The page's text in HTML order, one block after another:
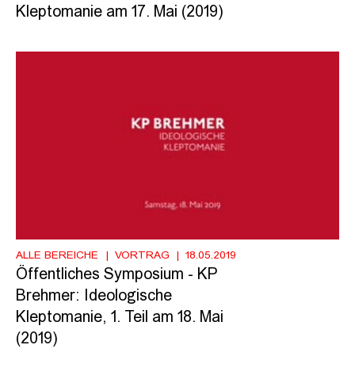
Kleptomanie am 17. Mai (2019)
ALLE BEREICHE VORTRAG 18.05.2019
Öffentliches Symposium - KP
Brehmer: Ideologische
Kleptomanie, 1. Teil am 18. Mai
(2019)